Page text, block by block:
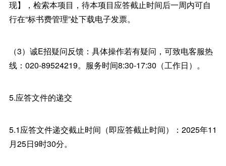
现】，检索本项目，待本项目应答截止时间后一周内可自
行在“标书费管理”处下载电子发票。
（3）诚E招疑问反馈：具体操作若有疑问，可致电客服热
线：020-89524219。服务时间8:30-17:30（工作日）。
5.应答文件的递交
5.1应答文件递交截止时间（即应答截止时间）：2025年11
月25日9时30分。